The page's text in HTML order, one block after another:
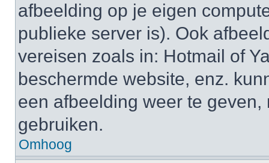
afbeelding op je eigen
publieke server is). Ook
vereisen zoals in: Hotmail of
beschermde website, enz.
een afbeelding weer te
gebruiken.
Omhoog